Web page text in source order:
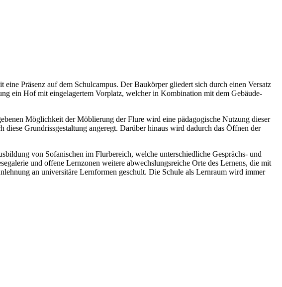
Präsenz auf dem Schulcampus. Der Baukörper gliedert sich durch einen Versatz
ein Hof mit eingelagertem Vorplatz, welcher in Kombination mit dem Gebäude-
Möglichkeit der Möblierung der Flure wird eine pädagogische Nutzung dieser
Grundrissgestaltung angeregt. Darüber hinaus wird dadurch das Öffnen der
von Sofanischen im Flurbereich, welche unterschiedliche Gesprächs- und
und offene Lernzonen weitere abwechslungsreiche Orte des Lernens, die mit
an universitäre Lernformen geschult. Die Schule als Lernraum wird immer